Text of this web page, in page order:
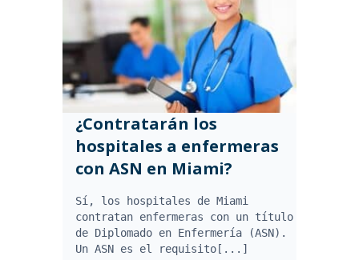
¿Contratarán los
hospitales a enfermeras
con ASN en Miami?
Sí, los hospitales de Miami
contratan enfermeras con un título
de Diplomado en Enfermería (ASN).
Un ASN es el requisito[...]